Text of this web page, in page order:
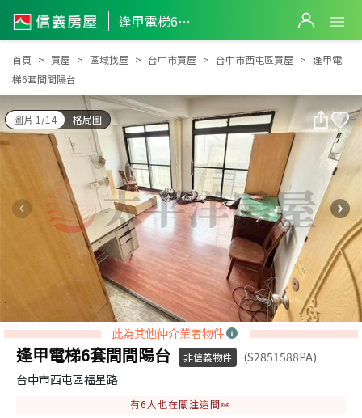
逢甲電梯6套間間陽台
逢甲電梯6套間間陽台
首頁 買屋 區域找屋 台中市買屋 台中市西屯區買屋
逢甲電
梯6套間間陽台
圖片 1/14 格局圖
此為其他仲介業者物件
逢甲電梯6套間間陽台 非信義物件
(S2851588PA)
台中市西屯區福星路
有6 人也在關注這間👀